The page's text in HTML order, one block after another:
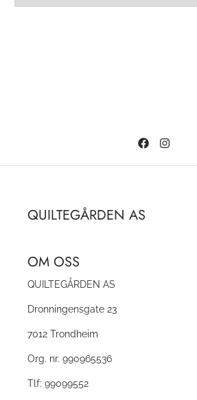
QUILTEGÅRDEN AS
OM OSS
QUILTEGÅRDEN AS
Dronningensgate 23
7012 Trondheim
Org. nr. 990965536
Tlf: 99099552